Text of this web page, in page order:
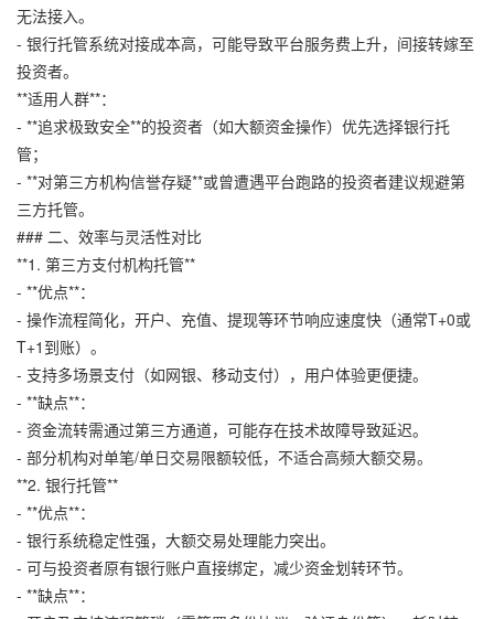
无法接入。
- 银行托管系统对接成本高，可能导致平台服务费上升，间接转嫁至
投资者。
**适用人群**：
- **追求极致安全**的投资者（如大额资金操作）优先选择银行托
管；
- **对第三方机构信誉存疑**或曾遭遇平台跑路的投资者建议规避第
三方托管。
### 二、效率与灵活性对比
**1. 第三方支付机构托管**
- **优点**：
- 操作流程简化，开户、充值、提现等环节响应速度快（通常T+0或
T+1到账）。
- 支持多场景支付（如网银、移动支付），用户体验更便捷。
- **缺点**：
- 资金流转需通过第三方通道，可能存在技术故障导致延迟。
- 部分机构对单笔/单日交易限额较低，不适合高频大额交易。
**2. 银行托管**
- **优点**：
- 银行系统稳定性强，大额交易处理能力突出。
- 可与投资者原有银行账户直接绑定，减少资金划转环节。
- **缺点**：